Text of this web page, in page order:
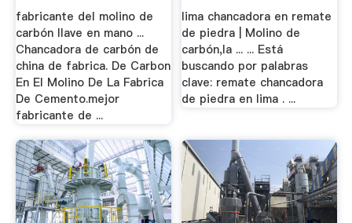
fabricante del molino de
carbón llave en mano ...
Chancadora de carbón de
china de fabrica. De Carbon
En El Molino De La Fabrica
De Cemento.mejor
fabricante de ...
lima chancadora en remate
de piedra | Molino de
carbón,la ... ... Está
buscando por palabras
clave: remate chancadora
de piedra en lima . ...